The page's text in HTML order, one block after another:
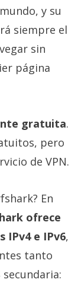
y su
siempre el
sin
página
gratuita.
pero
de VPN.
En
ofrece
IPv4 e IPv6,
tanto